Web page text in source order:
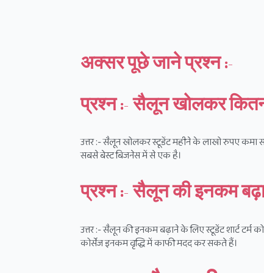
अक्सर पूछे जाने प्रश्न :-
प्रश्न :- सैलून खोलकर
उत्तर :- सैलून खोलकर स्टूडेंट महीने के लाखो रुपए
सबसे बेस्ट बिजनेस में से एक है।
प्रश्न :- सैलून की इनकम
उत्तर :- सैलून की इनकम बढ़ाने के लिए स्टूडेंट शार्ट टर्म
कोर्सेज इनकम वृद्धि में काफी मदद कर सकते हैं।